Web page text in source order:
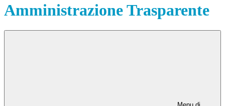
Amministrazione Trasparente